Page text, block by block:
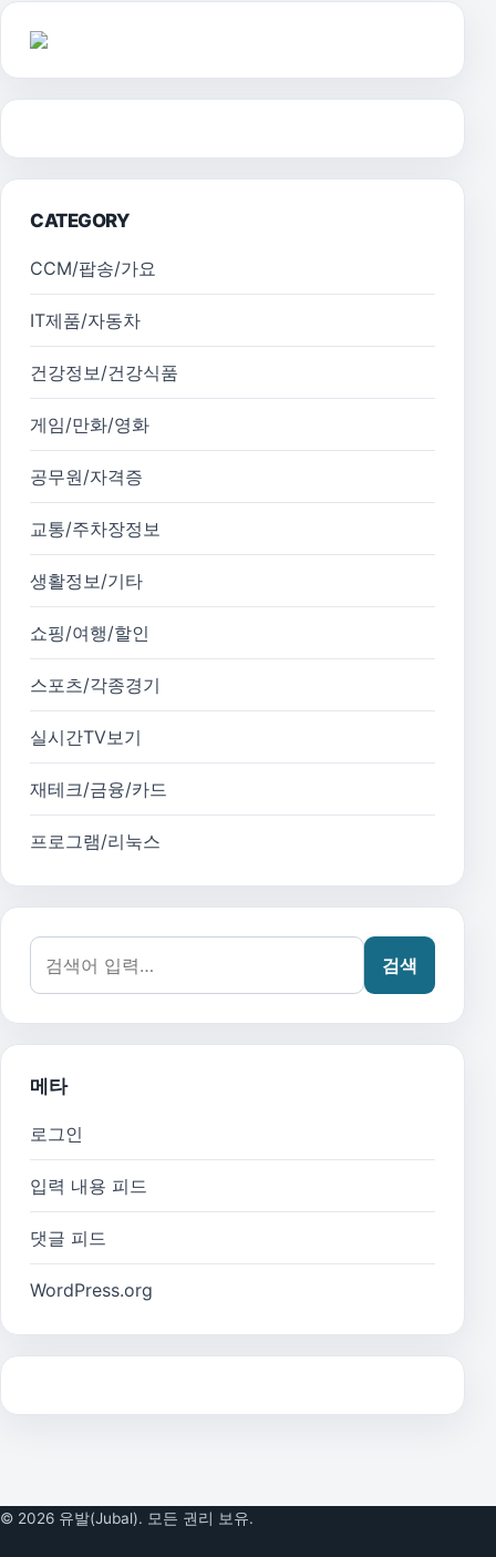
CATEGORY
CCM/팝송/가요
IT제품/자동차
건강정보/건강식품
게임/만화/영화
공무원/자격증
교통/주차장정보
생활정보/기타
쇼핑/여행/할인
스포츠/각종경기
실시간TV보기
재테크/금융/카드
프로그램/리눅스
검색어:
검색
메타
로그인
입력 내용 피드
댓글 피드
WordPress.org
© 2026 유발(Jubal). 모든 권리 보유.